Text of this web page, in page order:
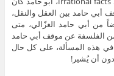
أبي حامد بين العقل والنقل،
من أبي حامد الغزّالي، متى
الفلسفة عن موقف أبي حامد
في هذه المسألة، على كل حال